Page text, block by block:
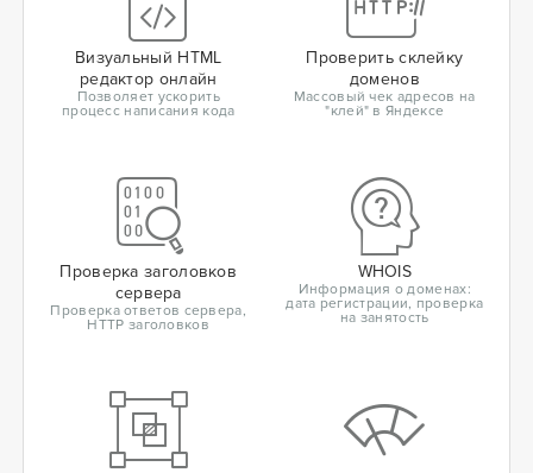
Визуальный HTML
редактор онлайн
Позволяет ускорить
процесс написания кода
Проверить склейку
доменов
Массовый чек адресов на
"клей" в Яндексе
Проверка заголовков
сервера
Проверка ответов сервера,
HTTP заголовков
WHOIS
Информация о доменах:
дата регистрации, проверка
на занятость